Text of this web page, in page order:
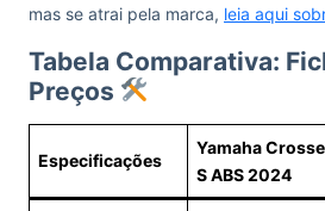
mas se atrai pela marca, leia aqui
Tabela Comparativa:
Preços
Especificações
Yamaha
S ABS 2024